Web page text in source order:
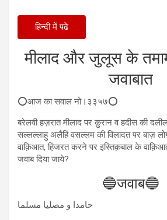
हिन्दी में पढे
मीलाद और जुलूस के
जवाबात
⭕आज का सवाल नो।३३५७⭕
बरेलवी हज़रात मीलाद पर क़ुरान व हदीस की
सल्लल्लाहु अलैहि वसल्लम की विलादत पर बाज़
वाक़िआत, हिजरत करने पर इस्तिक़बाल के
जवाब दिया जाये?
🔵जवाब🔵
حامدا و مصلیا مسلما